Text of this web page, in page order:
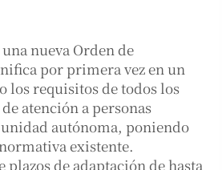
nueva Orden de
por primera vez en un
los requisitos de todos los
atención a personas
autónoma, poniendo
existente.
plazos de adaptación de hasta